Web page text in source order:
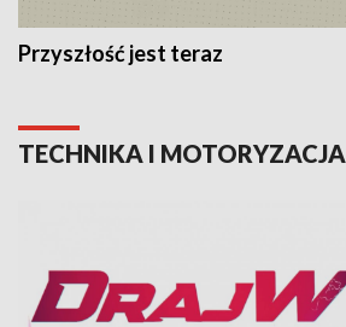
Przyszłość jest teraz
TECHNIKA I MOTORYZACJA